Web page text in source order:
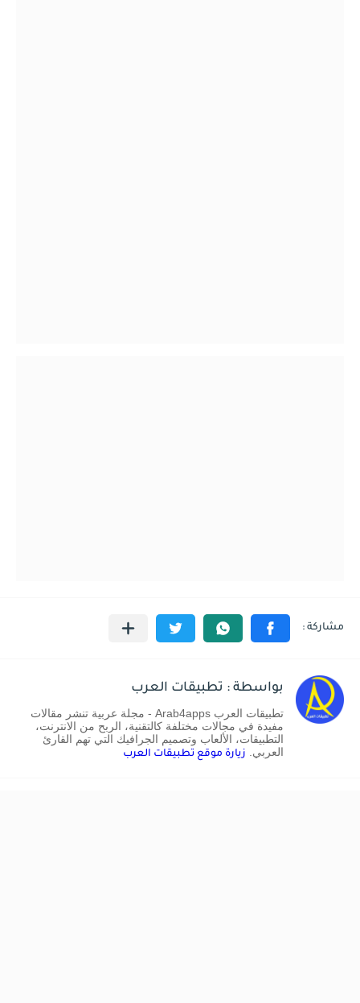
بواسطة : تطبيقات العرب
تطبيقات العرب Arab4apps - مجلة عربية تنشر مقالات
مفيدة في مجالات مختلفة كالتقنية، الربح من الانترنت،
التطبيقات، الألعاب وتصميم الجرافيك التي تهم القارئ
العربي.
زيارة موقع تطبيقات العرب